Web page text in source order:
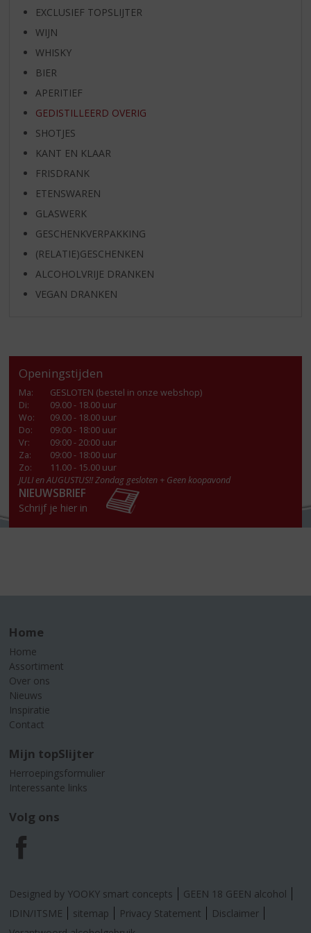
EXCLUSIEF TOPSLIJTER
WIJN
WHISKY
BIER
APERITIEF
GEDISTILLEERD OVERIG
SHOTJES
KANT EN KLAAR
FRISDRANK
ETENSWAREN
GLASWERK
GESCHENKVERPAKKING
(RELATIE)GESCHENKEN
ALCOHOLVRIJE DRANKEN
VEGAN DRANKEN
Openingstijden
Ma:
GESLOTEN (bestel in onze webshop)
Di:
09.00 - 18.00 uur
Wo:
09.00 - 18.00 uur
Do:
09:00 - 18:00 uur
Vr:
09:00 - 20:00 uur
Za:
09:00 - 18:00 uur
Zo:
11.00 - 15.00 uur
JULI en AUGUSTUS!! Zondag gesloten + Geen koopavond
NIEUWSBRIEF
Schrijf je hier in
Home
Home
Assortiment
Over ons
Nieuws
Inspiratie
Contact
Mijn topSlijter
Herroepingsformulier
Interessante links
Volg ons
F
a
c
Designed by YOOKY smart concepts
GEEN 18 GEEN alcohol
IDIN/ITSME
sitemap Privacy Statement
Disclaimer